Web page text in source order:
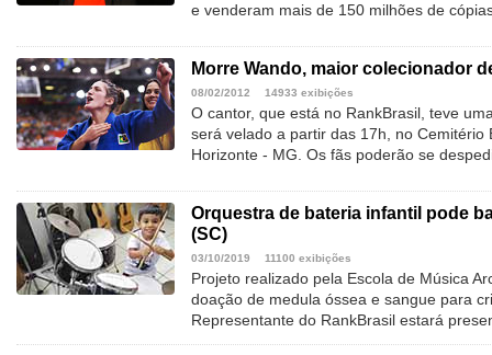
e venderam mais de 150 milhões de
Morre Wando, maior colecionador
08/02/2012 14933 exibições
O cantor, que está no RankBrasil, teve
será velado a partir das 17h, no Cemitério
Horizonte - MG. Os fãs poderão se
Orquestra de bateria infantil pode
(SC)
03/10/2019 11100 exibições
Projeto realizado pela Escola de Música
doação de medula óssea e sangue para
Representante do RankBrasil estará